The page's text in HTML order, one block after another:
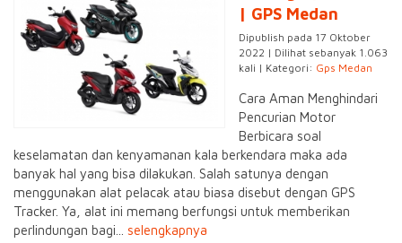
| GPS Medan
Dipublish pada 17 Oktober
2022 | Dilihat sebanyak 1.063
kali | Kategori: Gps Medan
Cara Aman Menghindari
Pencurian Motor
Berbicara soal
keselamatan dan kenyamanan kala berkendara maka ada
banyak hal yang bisa dilakukan. Salah satunya dengan
menggunakan alat pelacak atau biasa disebut dengan GPS
Tracker. Ya, alat ini memang berfungsi untuk memberikan
perlindungan bagi... selengkapnya